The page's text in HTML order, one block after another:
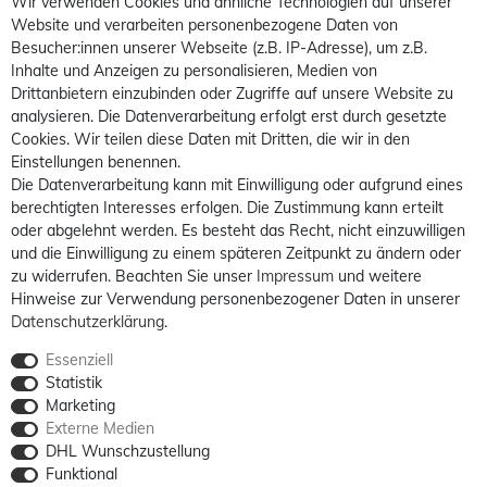
Website und verarbeiten personenbezogene Daten von
Besucher:innen unserer Webseite (z.B. IP-Adresse), um z.B.
Inhalte und Anzeigen zu personalisieren, Medien von
Drittanbietern einzubinden oder Zugriffe auf unsere Website zu
analysieren. Die Datenverarbeitung erfolgt erst durch gesetzte
Cookies. Wir teilen diese Daten mit Dritten, die wir in den
Einstellungen benennen.
Die Datenverarbeitung kann mit Einwilligung oder aufgrund eines
berechtigten Interesses erfolgen. Die Zustimmung kann erteilt
oder abgelehnt werden. Es besteht das Recht, nicht einzuwilligen
und die Einwilligung zu einem späteren Zeitpunkt zu ändern oder
zu widerrufen. Beachten Sie unser Impressum und weitere
Hinweise zur Verwendung personenbezogener Daten in unserer
Daten­schutz­erklärung.
Essenziell
Statistik
Marketing
Externe Medien
DHL Wunschzustellung
Funktional